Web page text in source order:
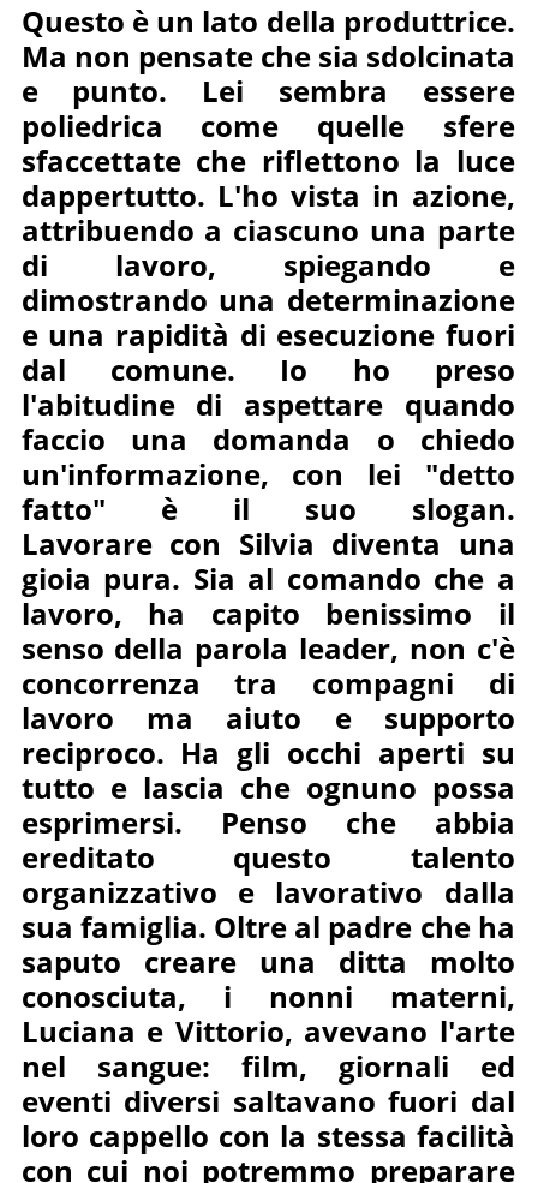
Questo è un lato della produttrice.
Ma non pensate che sia sdolcinata
e punto. Lei sembra essere
poliedrica come quelle sfere
sfaccettate che riflettono la luce
dappertutto. L'ho vista in azione,
attribuendo a ciascuno una parte
di lavoro, spiegando e
dimostrando una determinazione
e una rapidità di esecuzione fuori
dal comune. Io ho preso
l'abitudine di aspettare quando
faccio una domanda o chiedo
un'informazione, con lei "detto
fatto" è il suo slogan.
Lavorare con Silvia diventa una
gioia pura. Sia al comando che a
lavoro, ha capito benissimo il
senso della parola leader, non c'è
concorrenza tra compagni di
lavoro ma aiuto e supporto
reciproco. Ha gli occhi aperti su
tutto e lascia che ognuno possa
esprimersi. Penso che abbia
ereditato questo talento
organizzativo e lavorativo dalla
sua famiglia. Oltre al padre che ha
saputo creare una ditta molto
conosciuta, i nonni materni,
Luciana e Vittorio, avevano l'arte
nel sangue: film, giornali ed
eventi diversi saltavano fuori dal
loro cappello con la stessa facilità
con cui noi potremmo preparare